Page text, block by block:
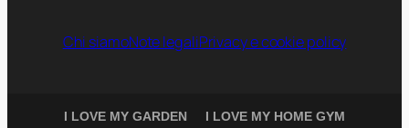
Chi siamoNote legaliPrivacy e cookie policy
I LOVE MY GARDEN
I LOVE MY HOME GYM